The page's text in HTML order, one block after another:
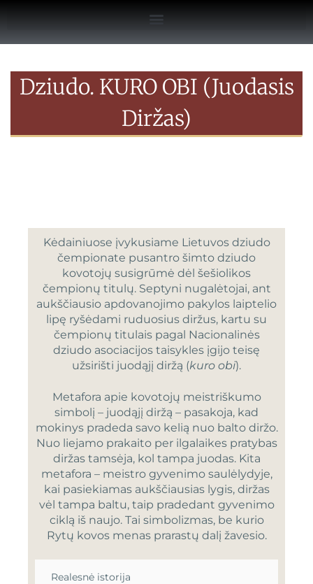
Dziudo. KURO OBI (juodasis
Diržas)
Kėdainiuose įvykusiame Lietuvos dziudo
čempionate pusantro šimto dziudo
kovotojų susigrūmė dėl šešiolikos
čempionų titulų. Septyni nugalėtojai, ant
aukščiausio apdovanojimo pakylos laiptelio
lipę ryšėdami ruduosius diržus, kartu su
čempionų titulais pagal Nacionalinės
dziudo asociacijos taisykles įgijo teisę
užsirišti juodąjį diržą (kuro obi).
Metafora apie kovotojų meistriškumo
simbolį – juodąjį diržą – pasakoja, kad
mokinys pradeda savo kelią nuo balto diržo.
Nuo liejamo prakaito per ilgalaikes pratybas
diržas tamsėja, kol tampa juodas. Kita
metafora – meistro gyvenimo saulėlydyje,
kai pasiekiamas aukščiausias lygis, diržas
vėl tampa baltu, taip pradedant gyvenimo
ciklą iš naujo. Tai simbolizmas, be kurio
Rytų kovos menas prarastų dalį žavesio.
Realesnė istorija